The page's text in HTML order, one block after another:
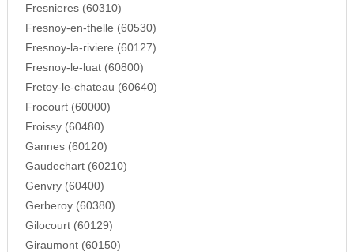
Fresnieres (60310)
Fresnoy-en-thelle (60530)
Fresnoy-la-riviere (60127)
Fresnoy-le-luat (60800)
Fretoy-le-chateau (60640)
Frocourt (60000)
Froissy (60480)
Gannes (60120)
Gaudechart (60210)
Genvry (60400)
Gerberoy (60380)
Gilocourt (60129)
Giraumont (60150)